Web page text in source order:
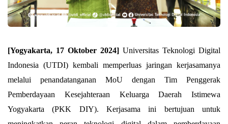
[Yogyakarta, 17 Oktober 2024] Universitas Teknologi Digital
Indonesia (UTDI) kembali memperluas jaringan kerjasamanya
melalui penandatanganan MoU dengan Tim Penggerak
Pemberdayaan Kesejahteraan Keluarga Daerah Istimewa
Yogyakarta (PKK DIY). Kerjasama ini bertujuan untuk